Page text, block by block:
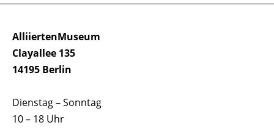
AlliiertenMuseum
Clayallee 135
14195 Berlin
Dienstag – Sonntag
10 – 18 Uhr